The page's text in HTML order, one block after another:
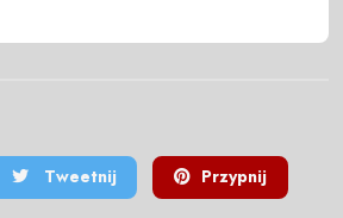
Tweetnij Przypnij